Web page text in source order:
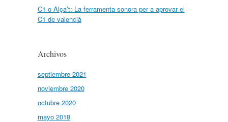
C1 o Alça’t: La ferramenta sonora per a aprovar el
C1 de valencià
Archivos
septiembre 2021
noviembre 2020
octubre 2020
mayo 2018